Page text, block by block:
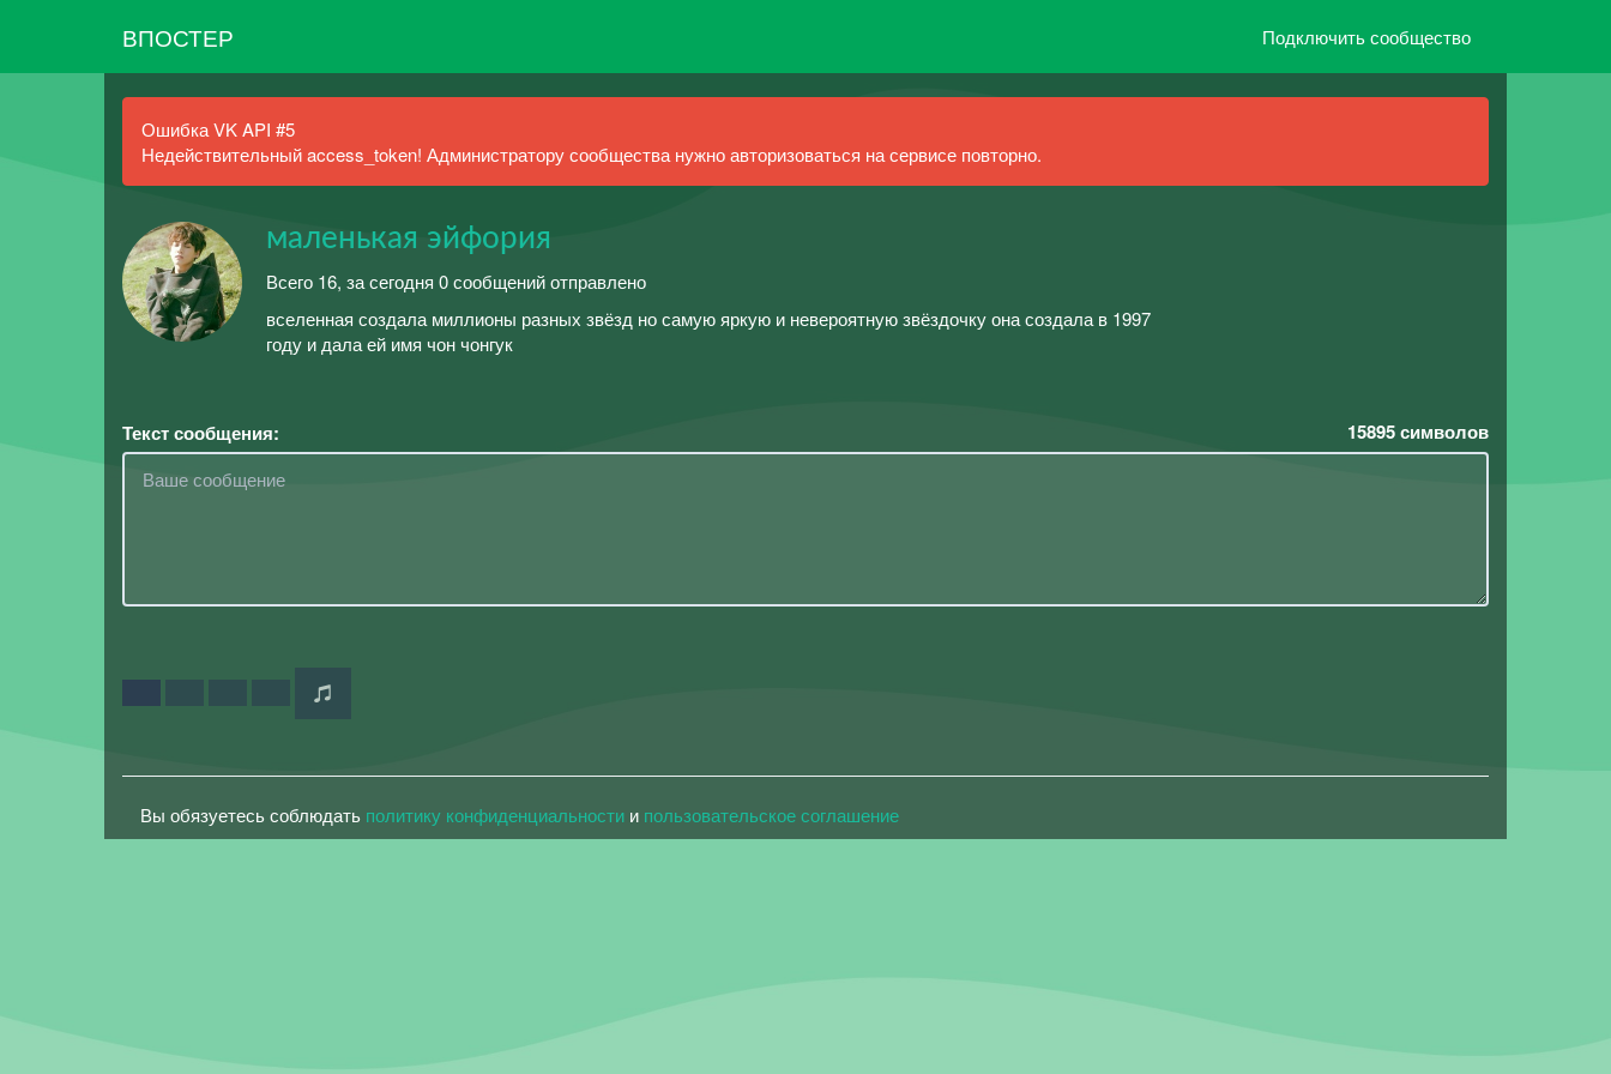
ВПОСТЕР Подключить сообщество
Ошибка VK API #5
Недействительный access_token! Администратору сообщества нужно авторизоваться на сервисе повторно.
маленькая эйфория
Всего 16, за сегодня 0 сообщений отправлено
вселенная создала миллионы разных звёзд но самую яркую и невероятную звёздочку она создала в 1997
году и дала ей имя чон чонгук
Текст сообщения: 15895символов
Вы обязуетесь соблюдать политику конфиденциальности и пользовательское соглашение